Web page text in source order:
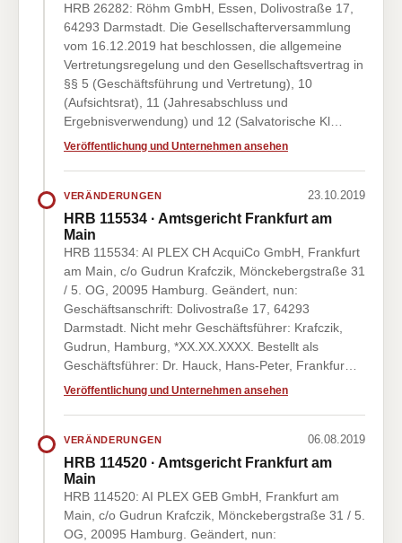
HRB 26282: Röhm GmbH, Essen, Dolivostraße 17,
64293 Darmstadt. Die Gesellschafterversammlung
vom 16.12.2019 hat beschlossen, die allgemeine
Vertretungsregelung und den Gesellschaftsvertrag in
§§ 5 (Geschäftsführung und Vertretung), 10
(Aufsichtsrat), 11 (Jahresabschluss und
Ergebnisverwendung) und 12 (Salvatorische Kl…
Veröffentlichung und Unternehmen ansehen
VERÄNDERUNGEN 23.10.2019
HRB 115534 · Amtsgericht Frankfurt am
Main
HRB 115534: AI PLEX CH AcquiCo GmbH, Frankfurt
am Main, c/o Gudrun Krafczik, Mönckebergstraße 31
/ 5. OG, 20095 Hamburg. Geändert, nun:
Geschäftsanschrift: Dolivostraße 17, 64293
Darmstadt. Nicht mehr Geschäftsführer: Krafczik,
Gudrun, Hamburg, *XX.XX.XXXX. Bestellt als
Geschäftsführer: Dr. Hauck, Hans-Peter, Frankfur…
Veröffentlichung und Unternehmen ansehen
VERÄNDERUNGEN 06.08.2019
HRB 114520 · Amtsgericht Frankfurt am
Main
HRB 114520: AI PLEX GEB GmbH, Frankfurt am
Main, c/o Gudrun Krafczik, Mönckebergstraße 31 / 5.
OG, 20095 Hamburg. Geändert, nun: